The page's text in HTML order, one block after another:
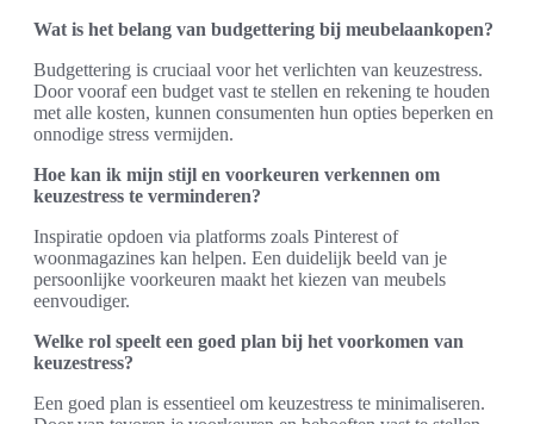
Wat is het belang van budgettering bij meubelaankopen?
Budgettering is cruciaal voor het verlichten van keuzestress.
Door vooraf een budget vast te stellen en rekening te houden
met alle kosten, kunnen consumenten hun opties beperken en
onnodige stress vermijden.
Hoe kan ik mijn stijl en voorkeuren verkennen om
keuzestress te verminderen?
Inspiratie opdoen via platforms zoals Pinterest of
woonmagazines kan helpen. Een duidelijk beeld van je
persoonlijke voorkeuren maakt het kiezen van meubels
eenvoudiger.
Welke rol speelt een goed plan bij het voorkomen van
keuzestress?
Een goed plan is essentieel om keuzestress te minimaliseren.